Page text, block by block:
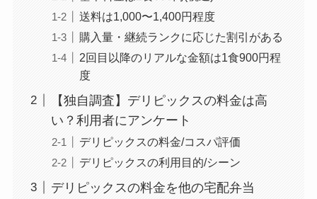
送料は1,000〜1,400円程度
購入量・継続ランクに応じた割引がある
2回目以降のリアルな金額は1食900円程
度
【独自調査】デリピックスの料金は高
い？利用者にアンケート
デリピックスの料金/コスパ評価
デリピックスの利用目的/シーン
デリピックスの料金を他の宅配弁当